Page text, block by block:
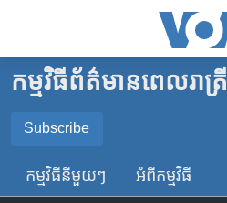
គេហទំព័រ​
ទាក់ទង
រំលង​
កម្ពុជា
អន្តរជាតិ
ចិន
កម្មវិធី​ព័ត៌មាន​ពេលរាត្រី
Subscribe
SUBSCRIBE
កម្មវិធី​នីមួយៗ អំពី​កម្មវិធី​